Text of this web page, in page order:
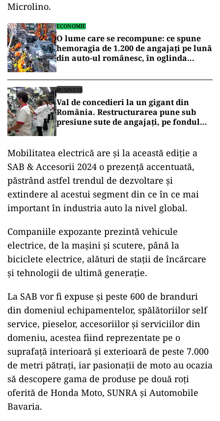
Microlino.
ECONOMIE
O lume care se recompune: ce spune
hemoragia de 1.200 de angajați pe lună
din auto-ul românesc, în oglinda
BUSINESS
Val de concedieri la un gigant din
România. Restructurarea pune sub
presiune sute de angajați, pe fondul
Mobilitatea electrică are şi la această ediţie a
SAB & Accesorii 2024 o prezenţă accentuată,
păstrând astfel trendul de dezvoltare şi
extindere al acestui segment din ce în ce mai
important în industria auto la nivel global.
Companiile expozante prezintă vehicule
electrice, de la maşini şi scutere, până la
biciclete electrice, alături de staţii de încărcare
şi tehnologii de ultimă generaţie.
La SAB vor fi expuse şi peste 600 de branduri
din domeniul echipamentelor, spălătoriilor self
service, pieselor, accesoriilor şi serviciilor din
domeniu, acestea fiind reprezentate pe o
suprafaţă interioară şi exterioară de peste 7.000
de metri pătraţi, iar pasionaţii de moto au ocazia
să descopere gama de produse pe două roţi
oferită de Honda Moto, SUNRA şi Automobile
Bavaria.